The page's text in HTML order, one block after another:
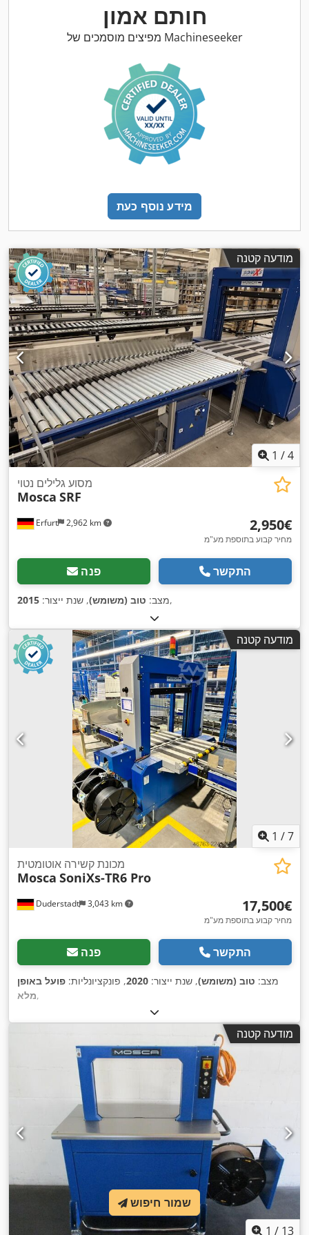
חותם אמון
מפיצים מוסמכים של Machineseeker
מידע נוסף כעת
מודעה קטנה
1 /4
Erfurt 2,962 km
מסוע גלילים נטוי
Mosca SRF
‏2,950 ‏€
מחיר קבוע בתוספת מע"מ
פנה התקשר
מצב: טוב (משומש), שנת ייצור: 2015 ,
מודעה קטנה
1 /7
Duderstadt 3,043 km
מכונת קשירה אוטומטית
Mosca SoniXs-TR6 Pro
‏17,500 ‏€
מחיר קבוע בתוספת מע"מ
פנה התקשר
מצב: טוב (משומש), שנת ייצור: 2020, פונקציונליות: פועל באופן
מלא,
מודעה קטנה
1 / 13
שמור חיפוש